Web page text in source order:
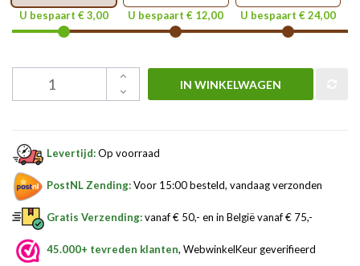
U bespaart € 3,00
U bespaart € 12,00
U bespaart € 24,00
IN WINKELWAGEN
Levertijd:Op voorraad
PostNL Zending:Voor 15:00 besteld, vandaag verzonden
Gratis Verzending:vanaf € 50,- en in België vanaf € 75,-
45.000+ tevreden klanten, WebwinkelKeur geverifieerd